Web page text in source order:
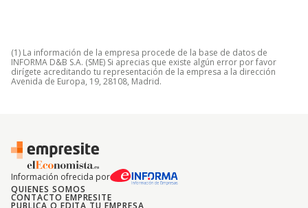
(1) La información de la empresa procede de la base de datos de
INFORMA D&B S.A. (SME) Si aprecias que existe algún error por favor
dirígete acreditando tu representación de la empresa a la dirección
Avenida de Europa, 19, 28108, Madrid.
Información ofrecida por
QUIENES SOMOS
CONTACTO EMPRESITE
PUBLICA O EDITA TU EMPRESA